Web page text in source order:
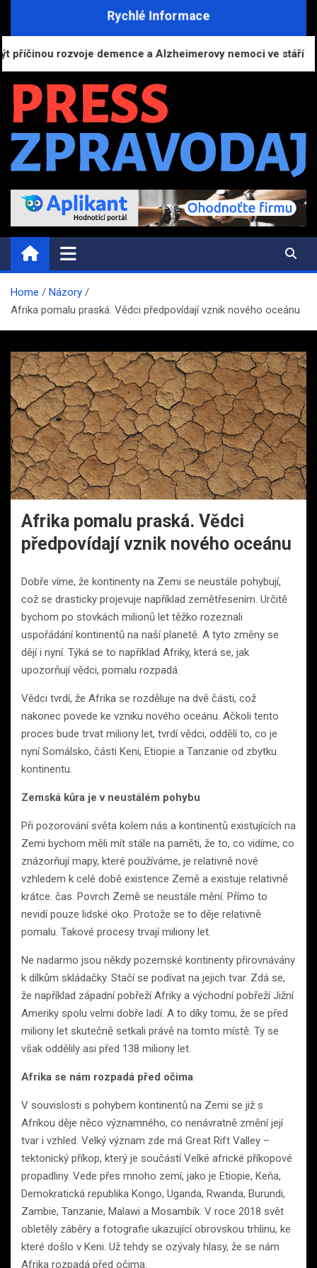
Rychlé Informace
rozvoje demence a Alzheimerovy nemoci ve stáří
PRESS-ZPRAVODAJ.CZ
Informační portál | Press zpravodajství
Home
Názory
Afrika pomalu praská. Vědci předpovídají vznik nového oceánu
Afrika pomalu praská. Vědci
předpovídají vznik nového oceánu
Dobře víme, že kontinenty na Zemi se neustále pohybují,
což se drasticky projevuje například zemětřesením. Určitě
bychom po stovkách milionů let těžko rozeznali
uspořádání kontinentů na naší planetě. A tyto změny se
dějí i nyní. Týká se to například Afriky, která se, jak
upozorňují vědci, pomalu rozpadá.
Vědci tvrdí, že Afrika se rozděluje na dvě části, což
nakonec povede ke vzniku nového oceánu. Ačkoli tento
proces bude trvat miliony let, tvrdí vědci, oddělí to, co je
nyní Somálsko, části Keni, Etiopie a Tanzanie od zbytku
kontinentu.
Zemská kůra je v neustálém pohybu
Při pozorování světa kolem nás a kontinentů existujících na
Zemi bychom měli mít stále na paměti, že to, co vidíme, co
znázorňují mapy, které používáme, je relativně nové
vzhledem k celé době existence Země a existuje relativně
krátce. čas. Povrch Země se neustále mění. Přímo to
nevidí pouze lidské oko. Protože se to děje relativně
pomalu. Takové procesy trvají miliony let.
Ne nadarmo jsou někdy pozemské kontinenty přirovnávány
k dílkům skládačky. Stačí se podívat na jejich tvar. Zdá se,
že například západní pobřeží Afriky a východní pobřeží Jižní
Ameriky spolu velmi dobře ladí. A to díky tomu, že se před
miliony let skutečně setkali právě na tomto místě. Ty se
však oddělily asi před 138 miliony let.
Afrika se nám rozpadá před očima
V souvislosti s pohybem kontinentů na Zemi se již s
Afrikou děje něco významného, ​​co nenávratně změní její
tvar i vzhled. Velký význam zde má Great Rift Valley –
tektonický příkop, který je součástí Velké africké příkopové
propadliny. Vede přes mnoho zemí, jako je Etiopie, Keňa,
Demokratická republika Kongo, Uganda, Rwanda, Burundi,
Zambie, Tanzanie, Malawi a Mosambik. V roce 2018 svět
obletěly záběry a fotografie ukazující obrovskou trhlinu, ke
které došlo v Keni. Už tehdy se ozývaly hlasy, že se nám
Afrika rozpadá před očima.